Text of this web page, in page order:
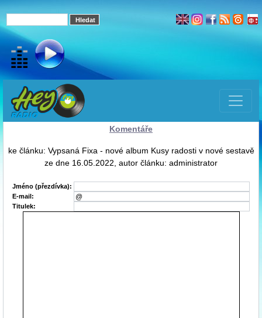
Komentáře
ke článku: Vypsaná Fixa - nové album Kusy radosti v nové sestavě
ze dne 16.05.2022, autor článku: administrator
Jméno (přezdívka):
E-mail:
Titulek: